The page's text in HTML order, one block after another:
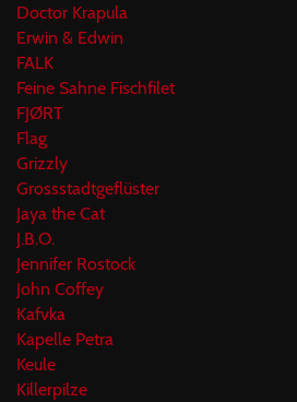
Doctor Krapula
Erwin & Edwin
FALK
Feine Sahne Fischfilet
FJØRT
Flag
Grizzly
Grossstadtgeflüster
Jaya the Cat
J.B.O.
Jennifer Rostock
John Coffey
Kafvka
Kapelle Petra
Keule
Killerpilze